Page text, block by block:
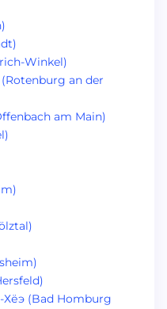
Winkel)
an der
am Main)
(Bad Homburg